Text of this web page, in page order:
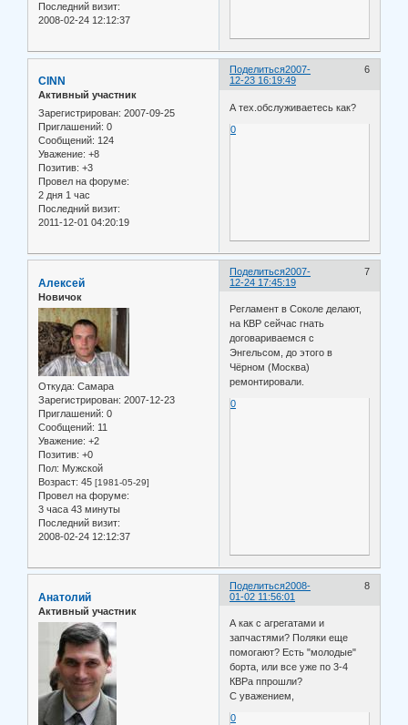
Последний визит:
2008-02-24 12:12:37
Поделиться 6
2007-
12-23 16:19:49
CINN
Активный участник
Зарегистрирован: 2007-09-25
Приглашений: 0
Сообщений: 124
Уважение: +8
Позитив: +3
Провел на форуме:
2 дня 1 час
Последний визит:
2011-12-01 04:20:19
А тех.обслуживаетесь как?
0
Поделиться 7
2007-
12-24 17:45:19
Алексей
Новичок
Откуда: Самара
Зарегистрирован: 2007-12-23
Приглашений: 0
Сообщений: 11
Уважение: +2
Позитив: +0
Пол: Мужской
Возраст: 45 [1981-05-29]
Провел на форуме:
3 часа 43 минуты
Последний визит:
2008-02-24 12:12:37
Регламент в Соколе делают,
на КВР сейчас гнать
договариваемся с
Энгельсом, до этого в
Чёрном (Москва)
ремонтировали.
0
Поделиться 8
2008-
01-02 11:56:01
Анатолий
Активный участник
А как с агрегатами и
запчастями? Поляки еще
помогают? Есть "молодые"
борта, или все уже по 3-4
КВРа ппрошли?
С уважением,
0